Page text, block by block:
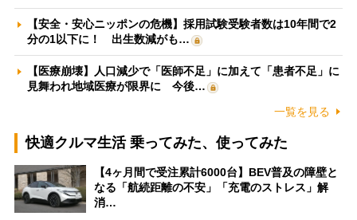
【安全・安心ニッポンの危機】採用試験受験者数は10年間で2
分の1以下に！ 出生数減がも…
【医療崩壊】人口減少で「医師不足」に加えて「患者不足」に
見舞われ地域医療が限界に 今後…
一覧を見る
快適クルマ生活 乗ってみた、使ってみた
【4ヶ月間で受注累計6000台】BEV普及の障壁と
なる「航続距離の不安」「充電のストレス」解
消…